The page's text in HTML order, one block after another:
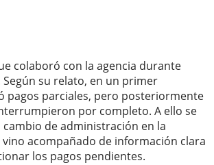
colaboró con la agencia durante
Según su relato, en un primer
pagos parciales, pero posteriormente
por completo. A ello se
de administración en la
acompañado de información clara
los pagos pendientes.